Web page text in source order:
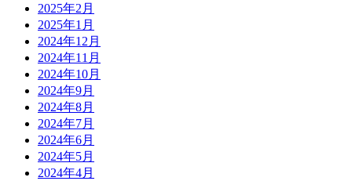
2025年2月
2025年1月
2024年12月
2024年11月
2024年10月
2024年9月
2024年8月
2024年7月
2024年6月
2024年5月
2024年4月